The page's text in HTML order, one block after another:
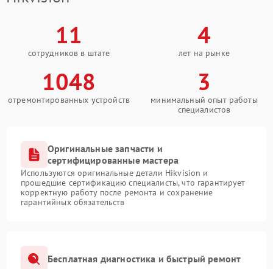
11
сотрудников в штате
4
лет на рынке
1048
отремонтированных устройств
3
минимальный опыт работы
специалистов
Оригинальные запчасти и
сертифицированные мастера
Используются оригинальные детали Hikvision и
прошедшие сертификацию специалисты, что гарантирует
корректную работу после ремонта и сохранение
гарантийных обязательств
Бесплатная диагностика и быстрый ремонт